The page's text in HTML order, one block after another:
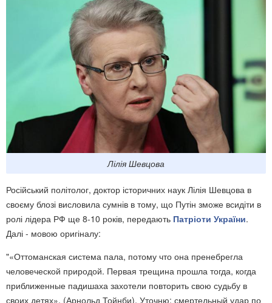
Лілія Шевцова
Російський політолог, доктор історичних наук Лілія Шевцова в
своєму блозі висловила сумнів в тому, що Путін зможе всидіти в
ролі лідера РФ ще 8-10 років, передають Патріоти України.
Далі - мовою оригіналу:
"«Оттоманская система пала, потому что она пренебрегла
человеческой природой. Первая трещина прошла тогда, когда
приближенные падишаха захотели повторить свою судьбу в
своих детях». (Арнольд Тойнби). Уточню: смертельный удар по